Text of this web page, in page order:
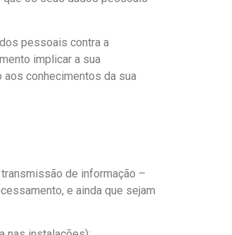
pessoais contra a
implicar a sua
conhecimentos da sua
de informação –
e ainda que sejam